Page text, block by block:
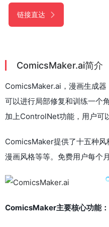
链接直达
ComicsMaker.ai简介
ComicsMaker.ai，漫画生成
可以进行局部修复和训练一个
加上ControlNet功能，用户可
ComicsMaker提供了十五种
漫画风格等等。免费用户每个
ComicsMaker主要核心功能：